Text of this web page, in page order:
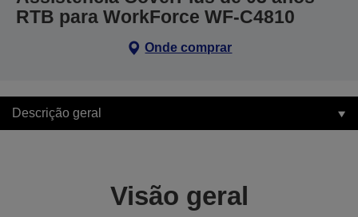
RTB para WorkForce WF-C4810
Onde comprar
Descrição geral
Visão geral